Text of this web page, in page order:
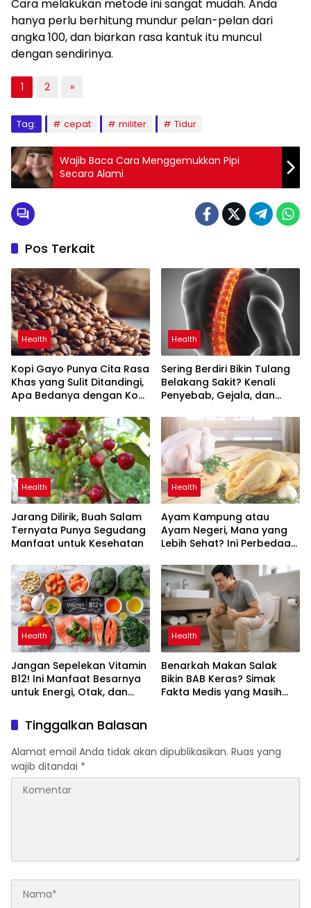
Cara melakukan metode ini sangat mudah. Anda
hanya perlu berhitung mundur pelan-pelan dari
angka 100, dan biarkan rasa kantuk itu muncul
dengan sendirinya.
1 2 »
Tag: cepat militer Tidur
Wajib Baca Cara Menggemukkan Pipi
Secara Alami
Pos Terkait
Health
Kopi Gayo Punya Cita Rasa
Khas yang Sulit Ditandingi,
Apa Bedanya dengan Kopi
Health
Sering Berdiri Bikin Tulang
Belakang Sakit? Kenali
Penyebab, Gejala, dan
Health
Jarang Dilirik, Buah Salam
Ternyata Punya Segudang
Manfaat untuk Kesehatan
Health
Ayam Kampung atau
Ayam Negeri, Mana yang
Lebih Sehat? Ini Perbedaan
Health
Jangan Sepelekan Vitamin
B12! Ini Manfaat Besarnya
untuk Energi, Otak, dan
Health
Benarkah Makan Salak
Bikin BAB Keras? Simak
Fakta Medis yang Masih
Tinggalkan Balasan
Alamat email Anda tidak akan dipublikasikan. Ruas yang
wajib ditandai *